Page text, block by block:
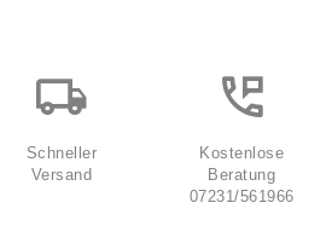
Schneller
Versand
Kostenlose
Beratung
07231/561966